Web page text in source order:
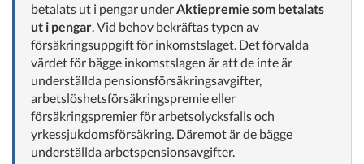
betalats ut i pengar underAktiepremie som betalats
ut i pengar. Vid behov bekräftas typen av
försäkringsuppgift för inkomstslaget. Det förvalda
värdet för bägge inkomstslagen är att de inte är
underställda pensionsförsäkringsavgifter,
arbetslöshetsförsäkringspremie eller
försäkringspremier för arbetsolycksfalls och
yrkessjukdomsförsäkring. Däremot är de bägge
underställda arbetspensionsavgifter.